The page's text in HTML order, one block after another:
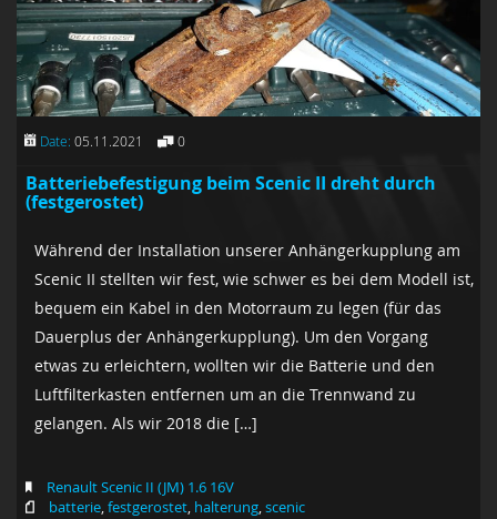
Date: 05.11.2021 0
Batteriebefestigung beim Scenic II dreht durch
(festgerostet)
Während der Installation unserer Anhängerkupplung am
Scenic II stellten wir fest, wie schwer es bei dem Modell ist,
bequem ein Kabel in den Motorraum zu legen (für das
Dauerplus der Anhängerkupplung). Um den Vorgang
etwas zu erleichtern, wollten wir die Batterie und den
Luftfilterkasten entfernen um an die Trennwand zu
gelangen. Als wir 2018 die […]
Renault Scenic II (JM) 1.6 16V
batterie,festgerostet, halterung,scenic